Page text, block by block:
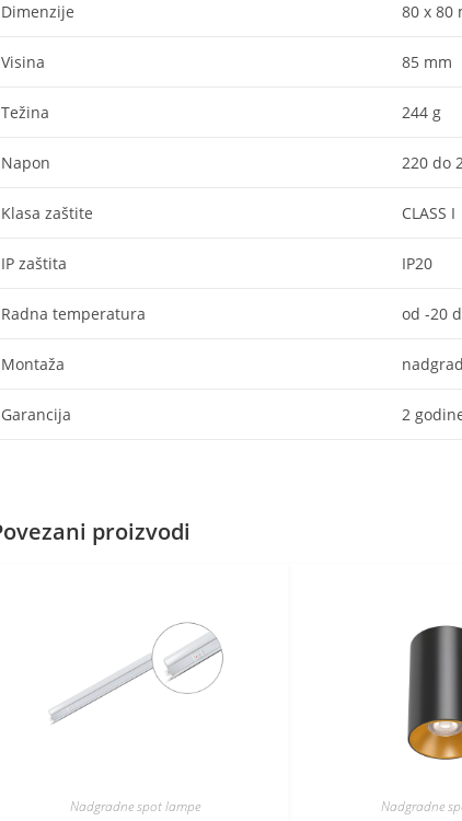
Dimenzije 80 x 80
Visina 85 mm
Težina 244 g
Napon 220 do
Klasa zaštite CLASS I
IP zaštita IP20
Radna temperatura od -20
Montaža
Garancija 2
proizvodi
Nadgradne spot lampe Nadgradne